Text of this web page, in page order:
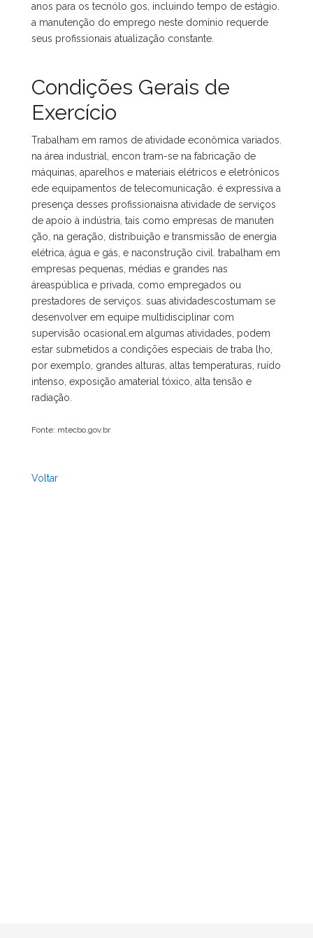
anos para os tecnólo gos, incluindo tempo de estágio.
a manutenção do emprego neste domínio requerde
seus profissionais atualização constante.
Condições Gerais de
Exercício
Trabalham em ramos de atividade econômica variados.
na área industrial, encon tram-se na fabricação de
máquinas, aparelhos e materiais elétricos e eletrônicos
ede equipamentos de telecomunicação. é expressiva a
presença desses profissionaisna atividade de serviços
de apoio à indústria, tais como empresas de manuten
ção, na geração, distribuição e transmissão de energia
elétrica, água e gás, e naconstrução civil. trabalham em
empresas pequenas, médias e grandes nas
áreaspública e privada, como empregados ou
prestadores de serviços. suas atividadescostumam se
desenvolver em equipe multidisciplinar com
supervisão ocasional.em algumas atividades, podem
estar submetidos a condições especiais de traba lho,
por exemplo, grandes alturas, altas temperaturas, ruído
intenso, exposição amaterial tóxico, alta tensão e
radiação.
Fonte: mtecbo.gov.br
Voltar